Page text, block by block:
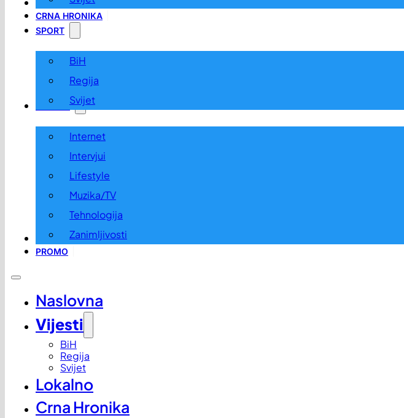
LOKALNO
CRNA HRONIKA
SPORT
BiH
Regija
Svijet
ZABAVA
Internet
Intervjui
Lifestyle
Muzika/TV
Tehnologija
Zanimljivosti
OGLASI I KONKURSI
PROMO
Naslovna
Vijesti
BiH
Regija
Svijet
Lokalno
Crna Hronika